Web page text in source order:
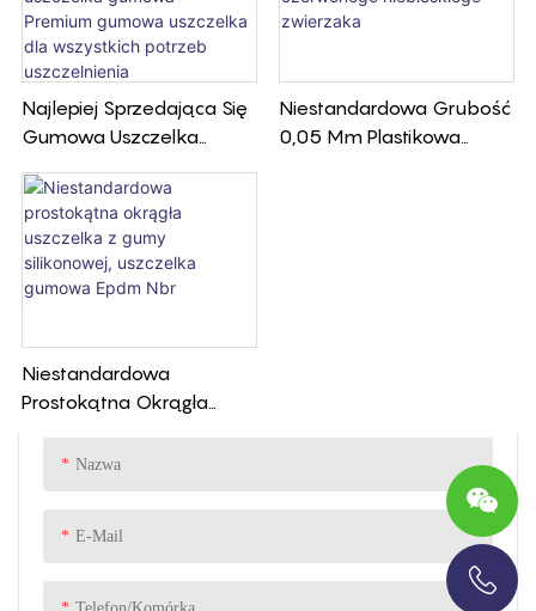
Nazwa
E-Mail
rozwiązanie uszczelniające do
różnych zastosowań. Gumowy
stożek pomaga stworzyć szczelne
uszczelnienie, zapobiegając
wyciekom i zapewniając trwałe i
długotrwałe połączenie
Najlepiej Sprzedająca Się
Gumowa Uszczelka
Uszczelka Gumowa -
Premium Gumowa
Uszczelka Dla Wszystkich
Potrzeb Uszczelnienia
Niestandardowa Grubość
0,05 Mm Plastikowa
Niestandardowa
Prostokątna Okrągła
Silikonowej, Uszczelka